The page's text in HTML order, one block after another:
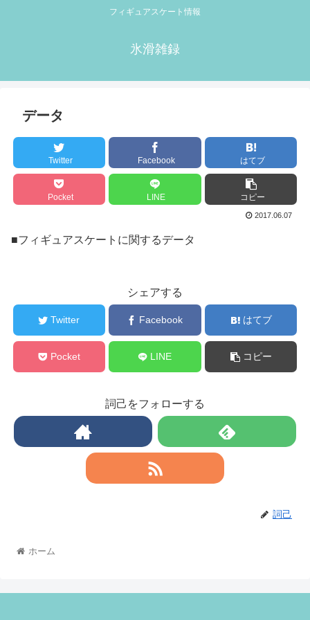
フィギュアスケート情報
氷滑雑録
データ
Twitter Facebook はてブ
Pocket LINE コピー
2017.06.07
■フィギュアスケートに関するデータ
シェアする
Twitter Facebook はてブ
Pocket LINE コピー
詞己をフォローする
詞己
ホーム